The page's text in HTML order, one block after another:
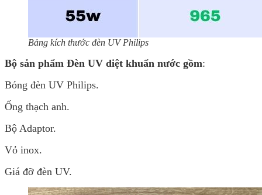
Bảng kích thước đèn UV Philips
Bộ sản phẩm Đèn UV diệt khuẩn nước gồm:
Bóng đèn UV Philips.
Ống thạch anh.
Bộ Adaptor.
Vỏ inox.
Giá đỡ đèn UV.